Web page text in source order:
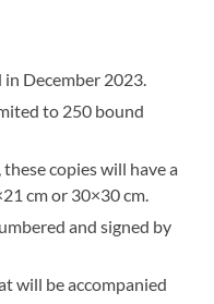
December 2023.
to 250 bound
copies will have a
cm or 30×30 cm.
and signed by
will be accompanied